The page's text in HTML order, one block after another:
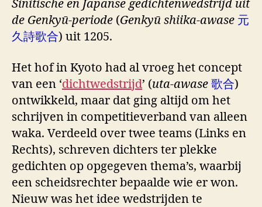
Sinitische en Japanse gedichtenwedstrijd uit
de Genkyū-periode (Genkyū shiika-awase 元
久詩歌合) uit 1205.
Het hof in Kyoto had al vroeg het concept
van een ‘dichtwedstrijd’ (uta-awase 歌合)
ontwikkeld, maar dat ging altijd om het
schrijven in competitieverband van alleen
waka. Verdeeld over twee teams (Links en
Rechts), schreven dichters ter plekke
gedichten op opgegeven thema’s, waarbij
een scheidsrechter bepaalde wie er won.
Nieuw was het idee wedstrijden te